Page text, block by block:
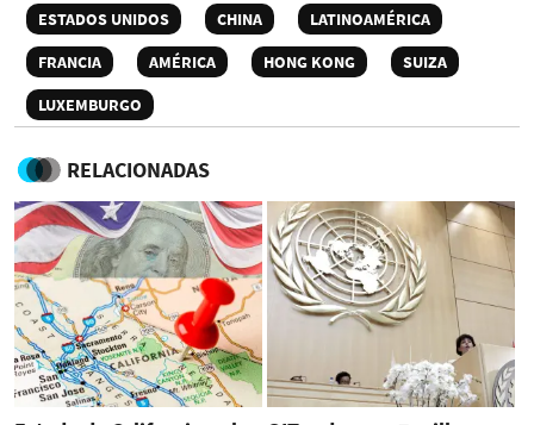
ESTADOS UNIDOS
CHINA
LATINOAMÉRICA
FRANCIA
AMÉRICA HONG KONG
SUIZA
LUXEMBURGO
RELACIONADAS